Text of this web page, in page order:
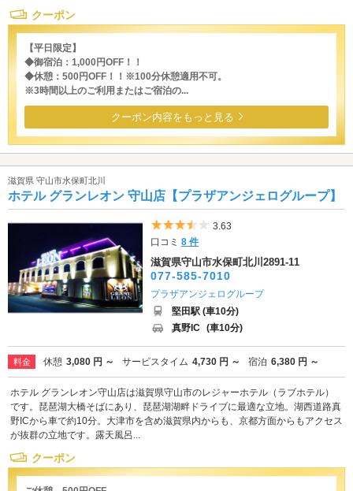
クーポン
【平日限定】
◆御宿泊：1,000円OFF！！
◆休憩：500円OFF！！※100分休憩適用不可。
※3時間以上のご利用またはご宿泊の...
クーポン内容をもっと見る
滋賀県 守山市水保町北川
ホテル グランレオン 守山店【プラザアンジェログループ】
5つ星のうち3.5
3.63
口コミ8 件
滋賀県守山市水保町北川2891-11
077-585-7010
プラザアンジェログループ
堅田駅 (車10分)
真野IC (車10分)
料金 休憩 3,080 円 ～ サービスタイム 4,730 円 ～ 宿泊 6,380 円 ～
ホテル グランレオン守山店は滋賀県守山市のレジャーホテル（ラブホテル）
です。琵琶湖大橋そばにあり、琵琶湖湖畔ドライブに最適な立地。湖西道路真
野ICから車で約10分。大津市を含め滋賀県内からも、京都方面からもアクセス
が抜群の立地です。露天風呂...
クーポン